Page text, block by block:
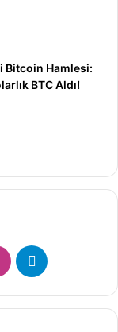
Bitcoin Hamlesi:
BTC Aldı!
InstagramTelegram